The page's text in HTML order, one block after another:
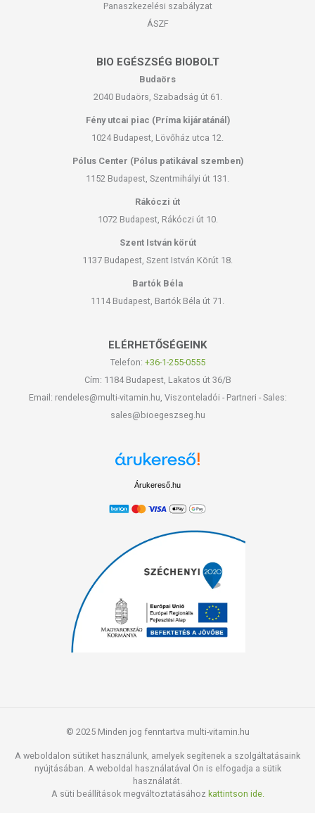
Panaszkezelési szabályzat
ÁSZF
BIO EGÉSZSÉG BIOBOLT
Budaörs
2040 Budaörs, Szabadság út 61.
Fény utcai piac (Príma kijáratánál)
1024 Budapest, Lövőház utca 12.
Pólus Center (Pólus patikával szemben)
1152 Budapest, Szentmihályi út 131.
Rákóczi út
1072 Budapest, Rákóczi út 10.
Szent István körút
1137 Budapest, Szent István Körút 18.
Bartók Béla
1114 Budapest, Bartók Béla út 71.
ELÉRHETŐSÉGEINK
Telefon: +36-1-255-0555
Cím: 1184 Budapest, Lakatos út 36/B
Email: rendeles@multi-vitamin.hu, Viszonteladói - Partneri - Sales:
sales@bioegeszseg.hu
Árukereső.hu
© 2025 Minden jog fenntartva multi-vitamin.hu
A weboldalon sütiket használunk, amelyek segítenek a szolgáltatásaink
nyújtásában. A weboldal használatával Ön is elfogadja a sütik
használatát.
A süti beállítások megváltoztatásához kattintson ide.